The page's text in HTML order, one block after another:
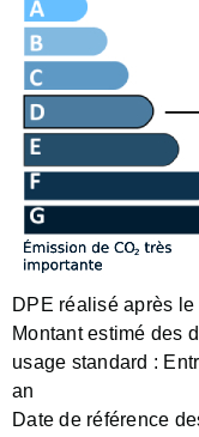
DPE réalisé après
Montant estimé des
usage standard :
an
Date de référence